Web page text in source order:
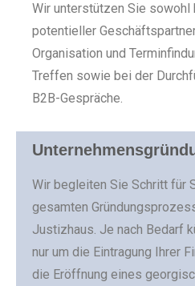
Wir unterstützen Sie sowohl
potentieller
Organisation und
Treffen sowie bei der
B2B-Gespräche.
Wir begleiten Sie Schritt für
gesamten
Justizhaus. Je nach Bedarf
nur um die Eintragung Ihrer
die Eröffnung eines